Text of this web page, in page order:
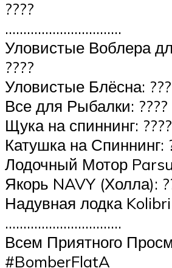
????
…………………………..
Уловистые Воблера
????
Уловистые Блёсна:
Все для Рыбалки: ????
Щука на спиннинг: ????
Катушка на Спиннинг:
Лодочный Мотор
Якорь NAVY (Холла):
Надувная лодка
…………………………..
Всем Приятного
#BomberFlatA